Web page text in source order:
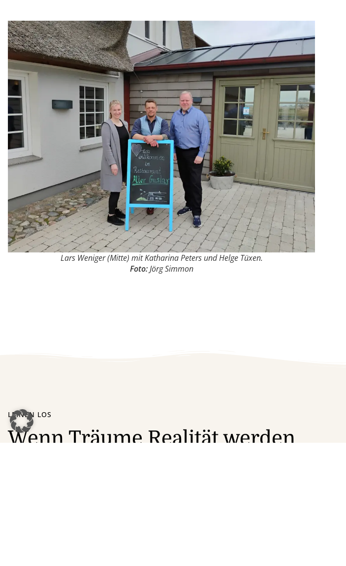
Lars Weniger (Mitte) mit Katharina Peters und Helge Tüxen.
Foto:Jörg Simmon
LEINEN LOS
Wenn Träume Realität werden